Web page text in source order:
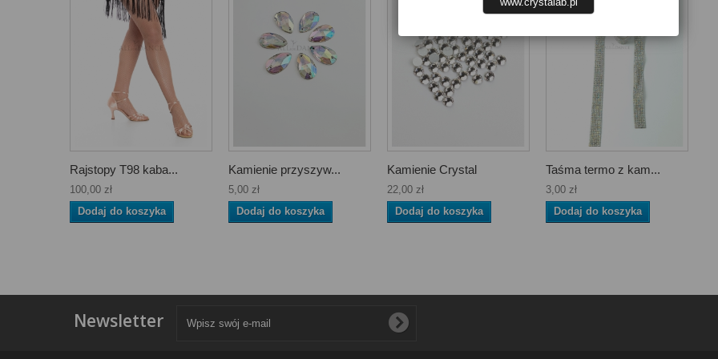
Rajstopy T98 kaba...
100,00 zł
Dodaj do koszyka
Kamienie przyszyw...
5,00 zł
Dodaj do koszyka
Kamienie Crystal
22,00 zł
Dodaj do koszyka
Taśma termo z kam...
3,00 zł
Dodaj do koszyka
Newsletter